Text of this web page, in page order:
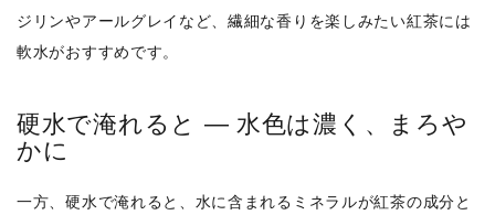
ジリンやアールグレイなど、繊細な香りを楽しみたい紅茶には
軟水がおすすめです。
硬水で淹れると ― 水色は濃く、まろや
かに
一方、硬水で淹れると、水に含まれるミネラルが紅茶の成分と